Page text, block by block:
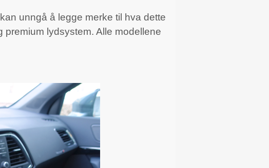
unngå å legge merke til hva dette
lydsystem. Alle modellene